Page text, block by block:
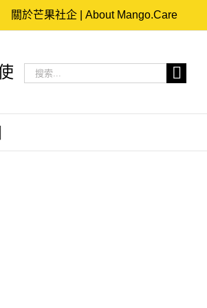
關於芒果社企 | About Mango.Care
搜
結